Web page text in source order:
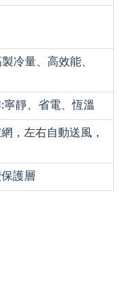
冷量、高效能、
:寧靜、省電、恆溫
，左右自動送風，
護層